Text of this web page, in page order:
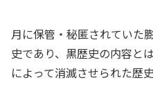
月に保管・秘匿されていた
史であり、黒歴史の内容と
によって消滅させられた歴